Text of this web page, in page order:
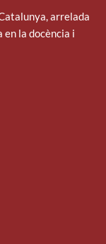
arrelada
la docència i